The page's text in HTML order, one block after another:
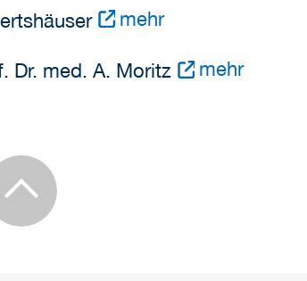
mehr
Dr. med. A. Moritz mehr